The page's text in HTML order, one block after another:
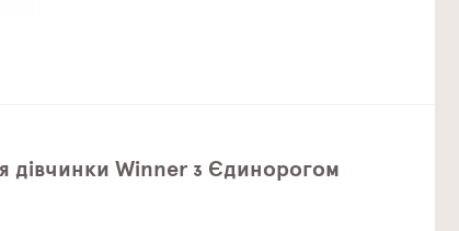
дівчинки Winner з Єдинорогом